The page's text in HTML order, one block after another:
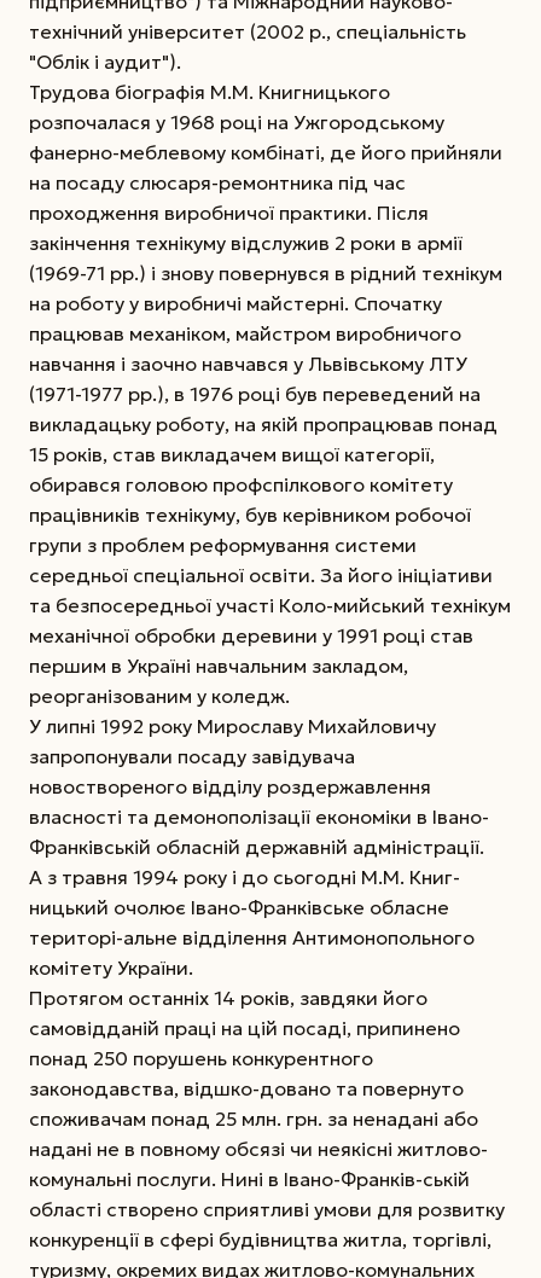
технічний університет (2002 р., спеціальність
"Облік і аудит").
Трудова біографія М.М. Книгницького
розпочалася у 1968 році на Ужгородському
фанерно-меблевому комбінаті, де його прийняли
на посаду слюсаря-ремонтника під час
проходження виробничої практики. Після
закінчення технікуму відслужив 2 роки в армії
(1969-71 рр.) і знову повернувся в рідний технікум
на роботу у виробничі майстерні. Спочатку
працював механіком, майстром виробничого
навчання і заочно навчався у Львівському ЛТУ
(1971-1977 рр.), в 1976 році був переведений на
викладацьку роботу, на якій пропрацював понад
15 років, став викладачем вищої категорії,
обирався головою профспілкового комітету
працівників технікуму, був керівником робочої
групи з проблем реформування системи
середньої спеціальної освіти. За його ініціативи
та безпосередньої участі Коло-мийський технікум
механічної обробки деревини у 1991 році став
першим в Україні навчальним закладом,
реорганізованим у коледж.
У липні 1992 року Мирославу Михайловичу
запропонували посаду завідувача
новоствореного відділу роздержавлення
власності та демонополізації економіки в Івано-
Франківській обласній державній адміністрації.
А з травня 1994 року і до сьогодні М.М. Книг-
ницький очолює Івано-Франківське обласне
територі-альне відділення Антимонопольного
комітету України.
Протягом останніх 14 років, завдяки його
самовідданій праці на цій посаді, припинено
понад 250 порушень конкурентного
законодавства, відшко-довано та повернуто
споживачам понад 25 млн. грн. за ненадані або
надані не в повному обсязі чи неякісні житлово-
комунальні послуги. Нині в Івано-Франків-ській
області створено сприятливі умови для розвитку
конкуренції в сфері будівництва житла, торгівлі,
туризму, окремих видах житлово-комунальних